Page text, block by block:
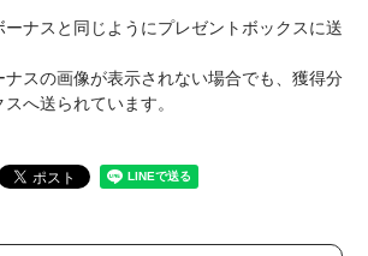
ナスと同じようにプレゼントボックスに送
スの画像が表示されない場合でも、獲得分
へ送られています。